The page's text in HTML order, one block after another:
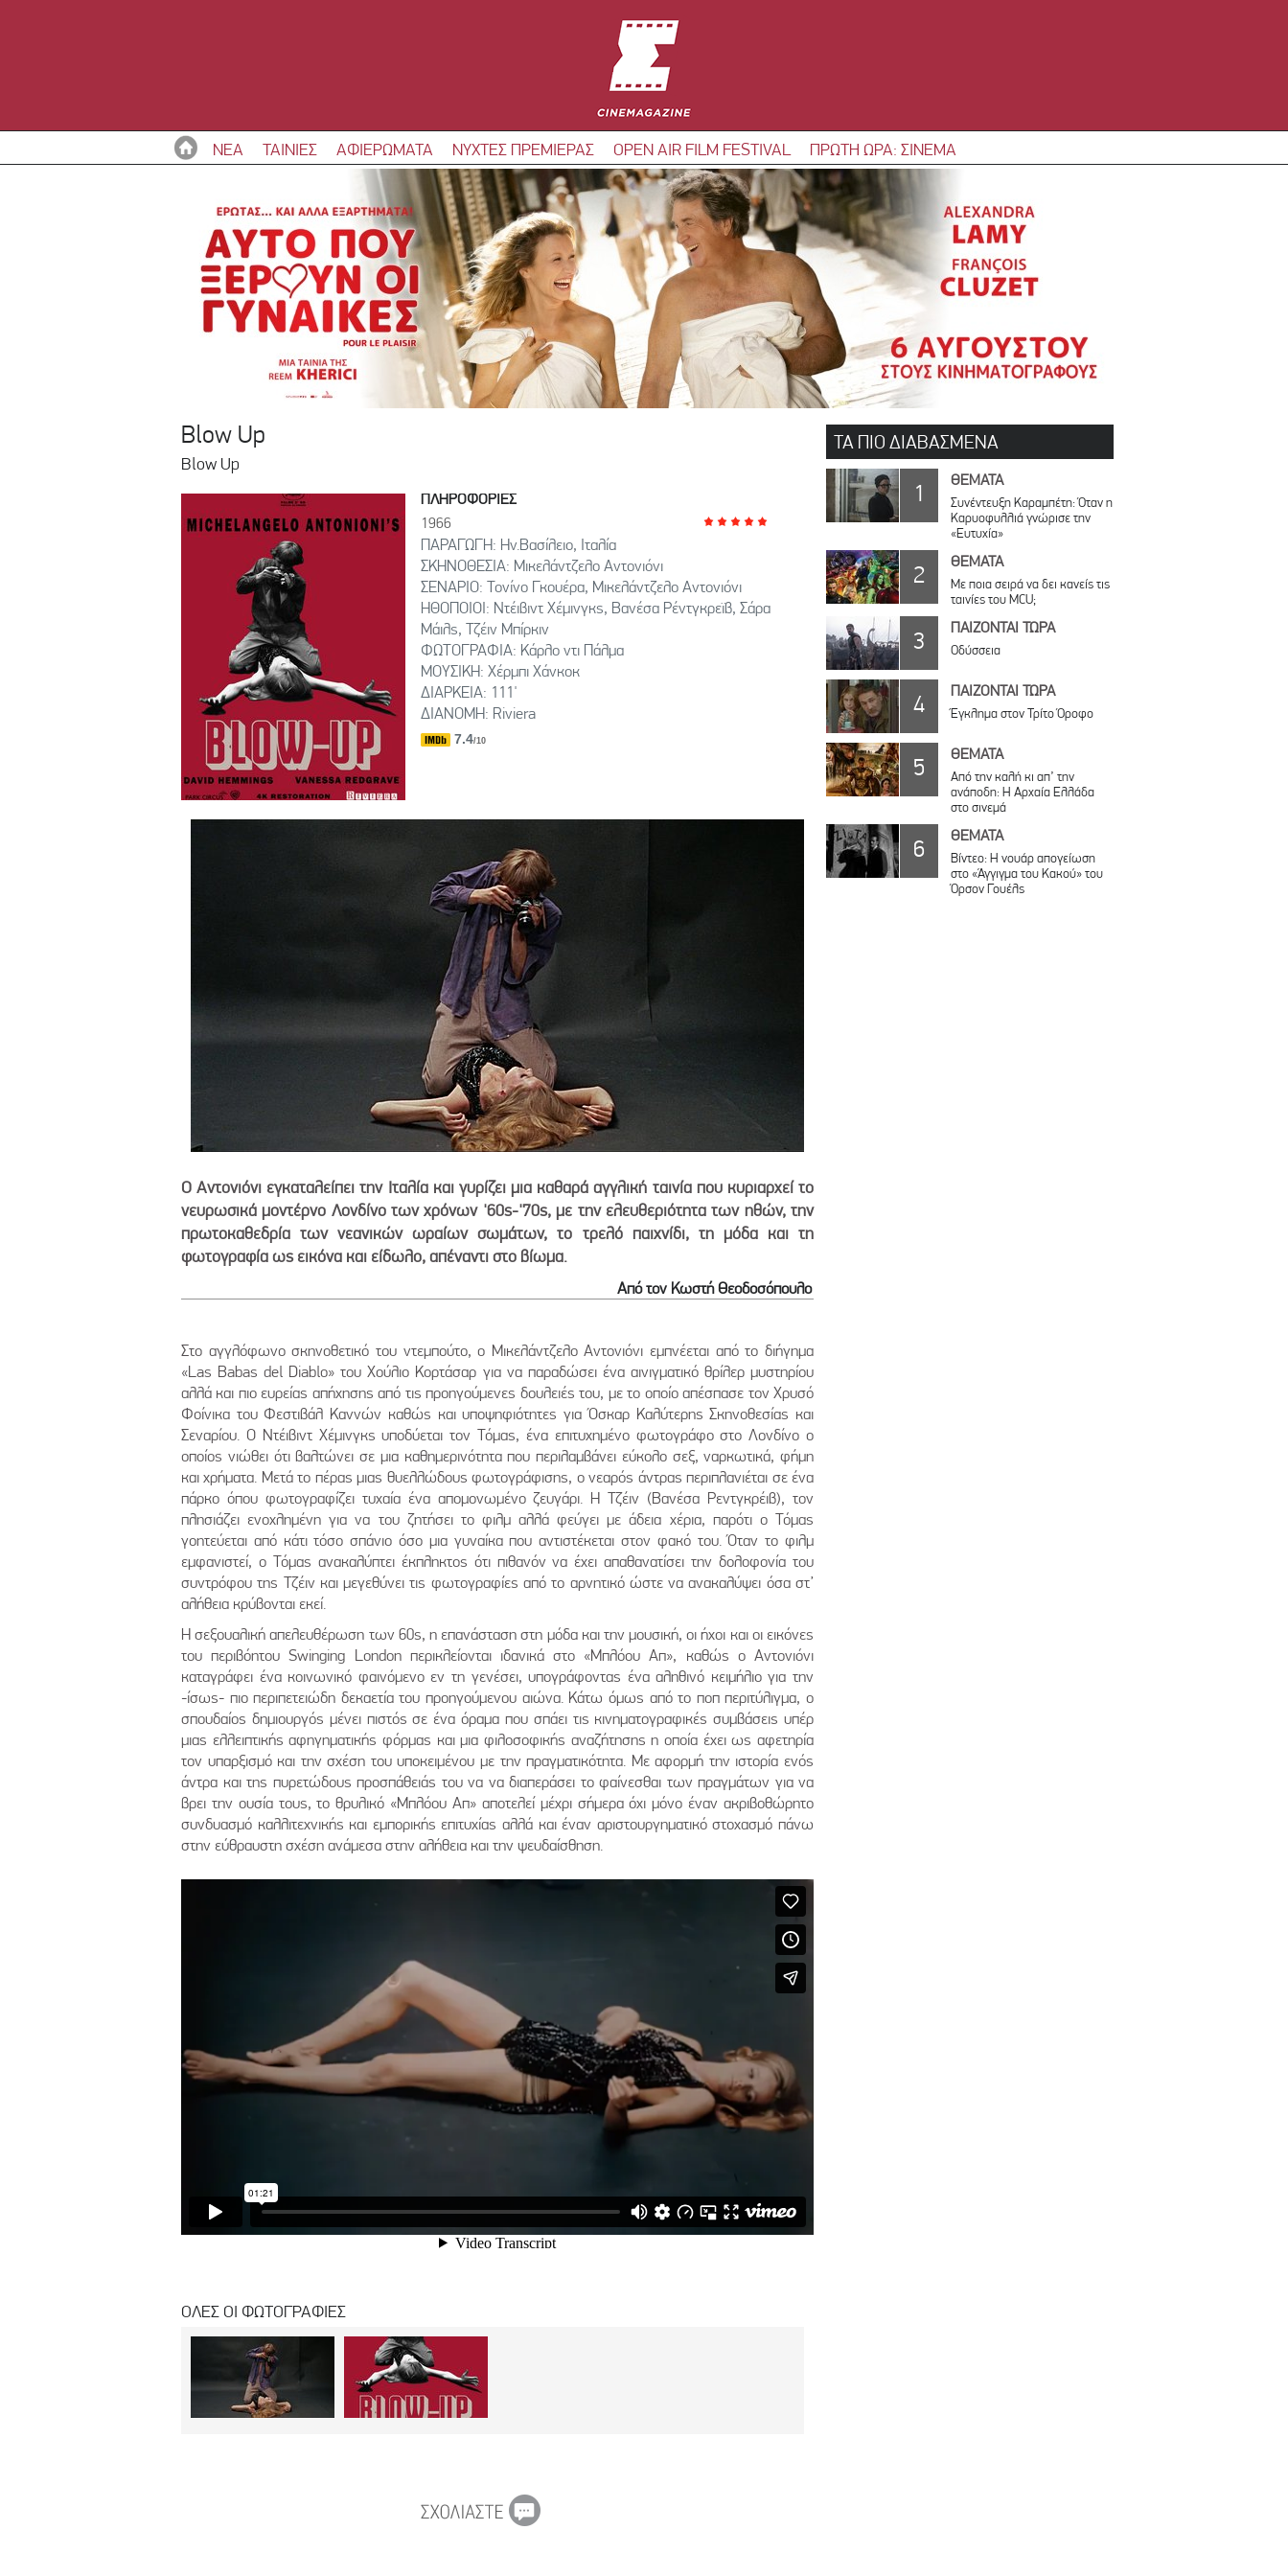
ΝΕΑ ΤΑΙΝΙΕΣ ΑΦΙΕΡΩΜΑΤΑ ΝΥΧΤΕΣ ΠΡΕΜΙΕΡΑΣ OPEN AIR FILM FESTIVAL ΠΡΩΤΗ ΩΡΑ: ΣΙΝΕΜΑ
Blow Up
Blow Up
ΠΛΗΡΟΦΟΡΙΕΣ
1966
ΠΑΡΑΓΩΓΗ: Ην.Βασίλειο, Ιταλία
ΣΚΗΝΟΘΕΣΙΑ: Μικελάντζελο Αντονιόνι
ΣΕΝΑΡΙΟ: Τονίνο Γκουέρα, Μικελάντζελο Αντονιόνι
ΗΘΟΠΟΙΟΙ: Ντέιβιντ Χέμινγκς, Βανέσα Ρέντγκρεϊβ, Σάρα
Μάιλς, Τζέιν Μπίρκιν
ΦΩΤΟΓΡΑΦΙΑ: Κάρλο ντι Πάλμα
ΜΟΥΣΙΚΗ: Χέρμπι Χάνκοκ
ΔΙΑΡΚΕΙΑ: 111'
ΔΙΑΝΟΜΗ: Riviera
7.4/10
Ο Αντονιόνι εγκαταλείπει την Ιταλία και γυρίζει μια καθαρά αγγλική ταινία που κυριαρχεί το
νευρωσικά μοντέρνο Λονδίνο των χρόνων '60s-'70s, με την ελευθεριότητα των ηθών, την
πρωτοκαθεδρία των νεανικών ωραίων σωμάτων, το τρελό παιχνίδι, τη μόδα και τη
φωτογραφία ως εικόνα και είδωλο, απέναντι στο βίωμα.
Από τον Κωστή Θεοδοσόπουλο
Στο αγγλόφωνο σκηνοθετικό του ντεμπούτο, ο Μικελάντζελο Αντονιόνι εμπνέεται από το διήγημα
«Las Babas del Diablo» του Χούλιο Κορτάσαρ για να παραδώσει ένα αινιγματικό θρίλερ μυστηρίου
αλλά και πιο ευρείας απήχησης από τις προηγούμενες δουλειές του, με το οποίο απέσπασε τον Χρυσό
Φοίνικα του Φεστιβάλ Καννών καθώς και υποψηφιότητες για Όσκαρ Καλύτερης Σκηνοθεσίας και
Σεναρίου. Ο Ντέιβιντ Χέμινγκς υποδύεται τον Τόμας, ένα επιτυχημένο φωτογράφο στο Λονδίνο ο
οποίος νιώθει ότι βαλτώνει σε μια καθημερινότητα που περιλαμβάνει εύκολο σεξ, ναρκωτικά, φήμη
και χρήματα. Μετά το πέρας μιας θυελλώδους φωτογράφισης, ο νεαρός άντρας περιπλανιέται σε ένα
πάρκο όπου φωτογραφίζει τυχαία ένα απομονωμένο ζευγάρι. Η Τζέιν (Βανέσα Ρεντγκρέιβ), τον
πλησιάζει ενοχλημένη για να του ζητήσει το φιλμ αλλά φεύγει με άδεια χέρια, παρότι ο Τόμας
γοητεύεται από κάτι τόσο σπάνιο όσο μια γυναίκα που αντιστέκεται στον φακό του. Όταν το φιλμ
εμφανιστεί, ο Τόμας ανακαλύπτει έκπληκτος ότι πιθανόν να έχει απαθανατίσει την δολοφονία του
συντρόφου της Τζέιν και μεγεθύνει τις φωτογραφίες από το αρνητικό ώστε να ανακαλύψει όσα στ’
αλήθεια κρύβονται εκεί.
Η σεξουαλική απελευθέρωση των 60s, η επανάσταση στη μόδα και την μουσική, οι ήχοι και οι εικόνες
του περιβόητου Swinging London περικλείονται ιδανικά στο «Μπλόου Απ», καθώς ο Αντονιόνι
καταγράφει ένα κοινωνικό φαινόμενο εν τη γενέσει, υπογράφοντας ένα αληθινό κειμήλιο για την
-ίσως- πιο περιπετειώδη δεκαετία του προηγούμενου αιώνα. Κάτω όμως από το ποπ περιτύλιγμα, ο
σπουδαίος δημιουργός μένει πιστός σε ένα όραμα που σπάει τις κινηματογραφικές συμβάσεις υπέρ
μιας ελλειπτικής αφηγηματικής φόρμας και μια φιλοσοφικής αναζήτησης η οποία έχει ως αφετηρία
τον υπαρξισμό και την σχέση του υποκειμένου με την πραγματικότητα. Με αφορμή την ιστορία ενός
άντρα και της πυρετώδους προσπάθειάς του να να διαπεράσει το φαίνεσθαι των πραγμάτων για να
βρει την ουσία τους, το θρυλικό «Μπλόου Απ» αποτελεί μέχρι σήμερα όχι μόνο έναν ακριβοθώρητο
συνδυασμό καλλιτεχνικής και εμπορικής επιτυχίας αλλά και έναν αριστουργηματικό στοχασμό πάνω
στην εύθραυστη σχέση ανάμεσα στην αλήθεια και την ψευδαίσθηση.
ΟΛΕΣ ΟΙ ΦΩΤΟΓΡΑΦΙΕΣ
ΤΑ ΠΙΟ ΔΙΑΒΑΣΜΕΝΑ
1 ΘΕΜΑΤΑ
Συνέντευξη Καραμπέτη: Όταν η
Καρυοφυλλιά γνώρισε την
«Ευτυχία»
2 ΘΕΜΑΤΑ
Με ποια σειρά να δει κανείς τις
ταινίες του MCU;
3 ΠΑΙΖΟΝΤΑΙ ΤΩΡΑ
Οδύσσεια
4 ΠΑΙΖΟΝΤΑΙ ΤΩΡΑ
Έγκλημα στον Τρίτο Όροφο
5 ΘΕΜΑΤΑ
Από την καλή κι απ’ την
ανάποδη: Η Αρχαία Ελλάδα
στο σινεμά
6 ΘΕΜΑΤΑ
Βίντεο: Η νουάρ απογείωση
στο «Άγγιγμα του Κακού» του
Όρσον Γουέλς